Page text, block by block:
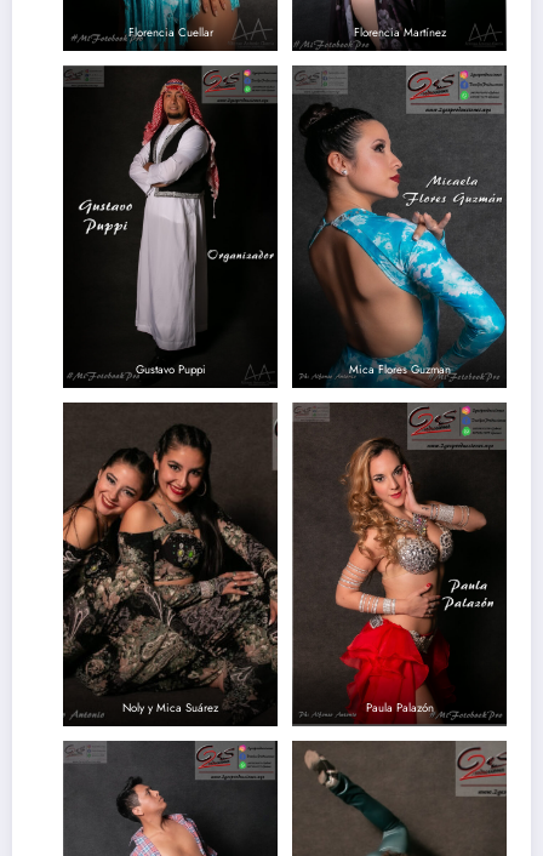
Florencia Cuellar Florencia Martínez
Gustavo Puppi Mica Flores Guzman
Noly y Mica Suárez Paula Palazón